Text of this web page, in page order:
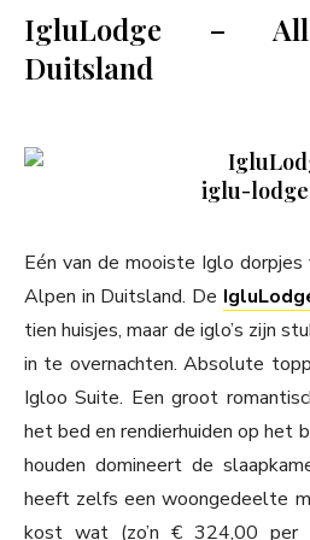
IgluLodge –
Duitsland
iglu-
Eén van de mooiste Iglo
Alpen in Duitsland. De
tien huisjes, maar de iglo’s zijn
in te overnachten. Absolute
Igloo Suite. Een groot
het bed en rendierhuiden op het
houden domineert de
heeft zelfs een woongedeelte
kost wat (zo’n € 324,00 per